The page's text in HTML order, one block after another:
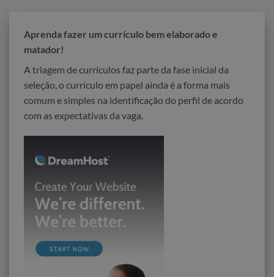
Aprenda fazer um currículo bem elaborado e
matador!
A triagem de currículos faz parte da fase inicial da
seleção, o currículo em papel ainda é a forma mais
comum e simples na identificação do perfil de acordo
com as expectativas da vaga.